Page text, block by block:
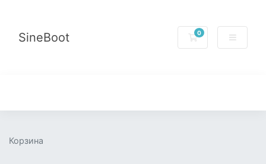
SineBoot 0
Корзина
Корзина